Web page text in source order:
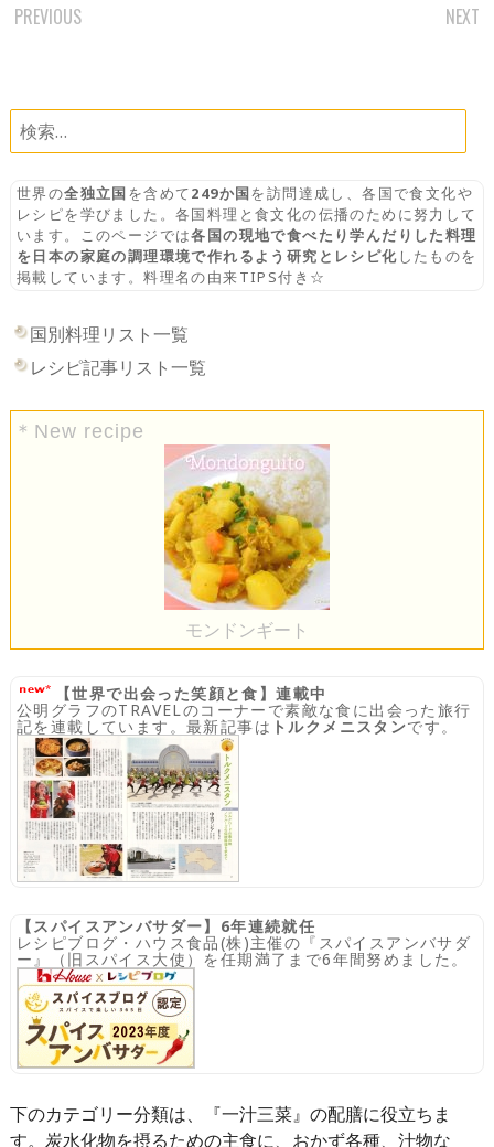
POST
PREVIOUS NEXT
検
索:
世界の全独立国を含めて249か国を訪問達成し、各国で食文化や
レシピを学びました。各国料理と食文化の伝播のために努力して
います。このページでは各国の現地で食べたり学んだりした料理
を日本の家庭の調理環境で作れるよう研究とレシピ化したものを
掲載しています。料理名の由来TIPS付き☆
国別料理リスト一覧
レシピ記事リスト一覧
＊New recipe
モンドンギート
【世界で出会った笑顔と食】連載中
公明グラフのTRAVELのコーナーで素敵な食に出会った旅行
記を連載しています。最新記事は トルクメニスタンです。
【スパイスアンバサダー】6年連続就任
レシピブログ・ハウス食品(株)主催の『スパイスアンバサダ
ー』（旧スパイス大使）を任期満了まで6年間努めました。
下のカテゴリー分類は、『一汁三菜』の配膳に役立ちま
す。炭水化物を摂るための主食に、おかず各種、汁物な